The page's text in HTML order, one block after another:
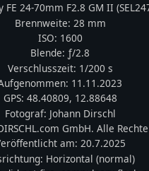
FE 24-70mm F2.8 GM II
Brennweite: 28 mm
ISO: 1600
Blende: ƒ/2.8
Verschlusszeit: 1/200 s
11.11.2023
GPS: 48.40809, 12.88648
Fotograf: Johann Dirschl
GmbH. Alle
am: 20.7.2025
Horizontal (normal)